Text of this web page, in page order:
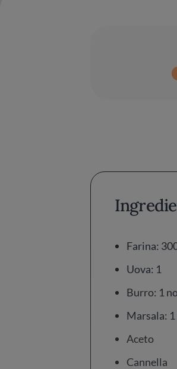
Farina:
Uova: 1
Burro: 1
Marsala:
Aceto
Cannella